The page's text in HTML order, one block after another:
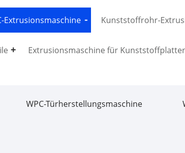
Extrusionsmaschine Kunststoffrohr-
Extrusionsmaschine für
WPC-Türherstellungsmaschine